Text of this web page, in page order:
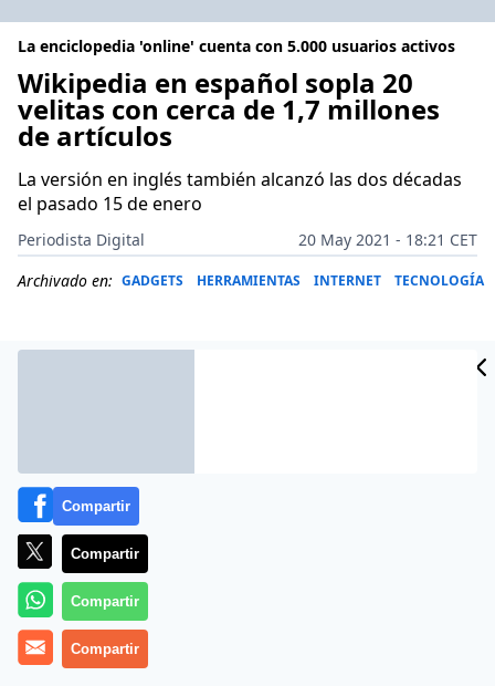
La enciclopedia 'online' cuenta con 5.000 usuarios activos
Wikipedia en español sopla 20
velitas con cerca de 1,7 millones
de artículos
La versión en inglés también alcanzó las dos décadas
el pasado 15 de enero
Periodista Digital
20 May 2021 - 18:21 CET
Archivado en: GADGETS HERRAMIENTAS INTERNET TECNOLOGÍA
Más información
Compartir
Compartir
Compartir
Compartir